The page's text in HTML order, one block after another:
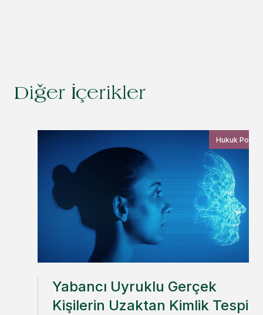
Diğer İçerikler
Hukuk
Yabancı Uyruklu Gerçek
Kişilerin Uzaktan Kimlik Tespiti: